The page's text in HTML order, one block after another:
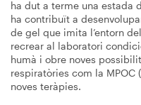
ha dut a terme una estada
ha contribuït a
de gel que imita l’entorn
recrear al laboratori
humà i obre noves
respiratòries com la MPOC
noves teràpies.